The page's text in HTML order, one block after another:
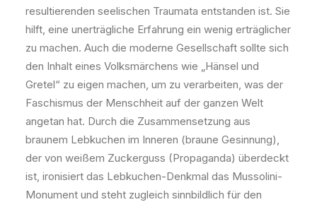
resultierenden seelischen Traumata entstanden ist. Sie
hilft, eine unerträgliche Erfahrung ein wenig erträglicher
zu machen. Auch die moderne Gesellschaft sollte sich
den Inhalt eines Volksmärchens wie „Hänsel und
Gretel“ zu eigen machen, um zu verarbeiten, was der
Faschismus der Menschheit auf der ganzen Welt
angetan hat. Durch die Zusammensetzung aus
braunem Lebkuchen im Inneren (braune Gesinnung),
der von weißem Zuckerguss (Propaganda) überdeckt
ist, ironisiert das Lebkuchen-Denkmal das Mussolini-
Monument und steht zugleich sinnbildlich für den